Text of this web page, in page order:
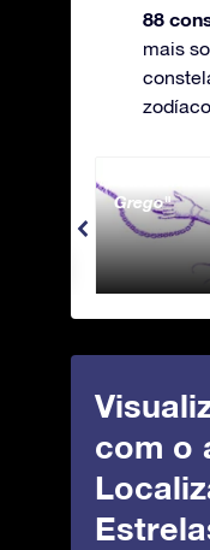
88
mais
Grego
com o